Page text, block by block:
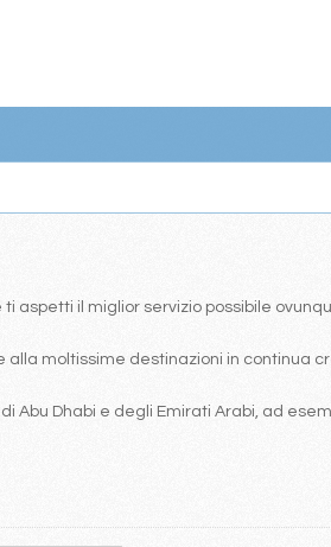
il miglior servizio possibile
moltissime destinazioni in continua
Dhabi e degli Emirati Arabi, ad